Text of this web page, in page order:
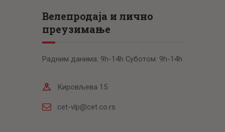
Велепродаја и лично
преузимање
Радним данима: 9h-14h Суботом: 9h-14h
Кировљева 15
cet-vlp@cet.co.rs